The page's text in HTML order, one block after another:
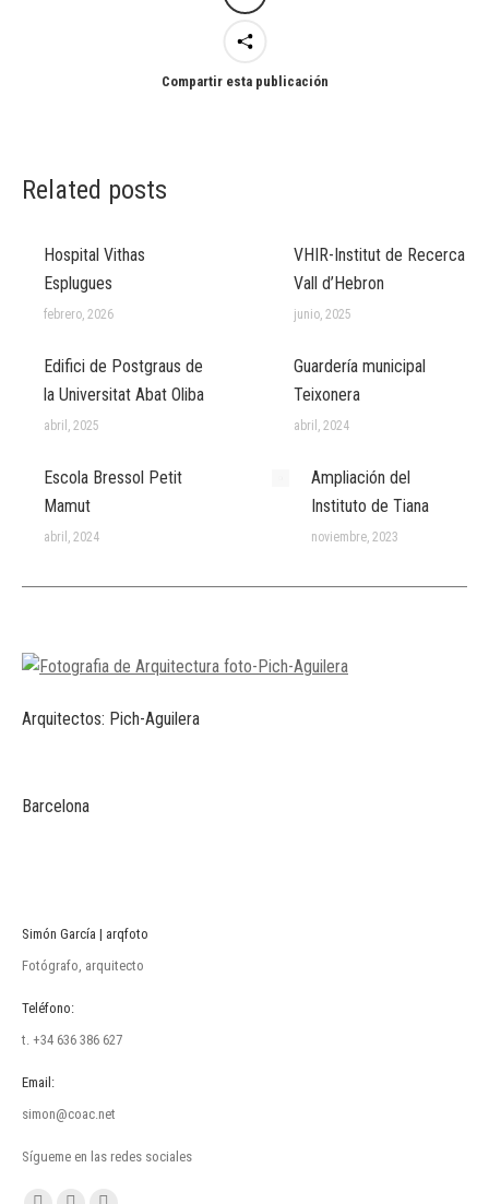
Compartir esta publicación
Related posts
Hospital Vithas
Esplugues
febrero, 2026
VHIR-Institut de Recerca
Vall d’Hebron
junio, 2025
Edifici de Postgraus de
la Universitat Abat Oliba
abril, 2025
Guardería municipal
Teixonera
abril, 2024
Escola Bressol Petit
Mamut
abril, 2024
Ampliación del
Instituto de Tiana
noviembre, 2023
Arquitectos: Pich-Aguilera
Barcelona
Simón García | arqfoto
Fotógrafo, arquitecto
Teléfono:
t. +34 636 386 627
Email:
simon@coac.net
Sígueme en las redes sociales
Encuéntranos en: